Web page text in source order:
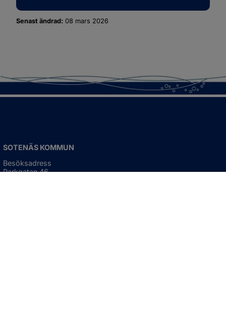
Senast ändrad: 08 mars 2026
SOTENÄS KOMMUN
Besöksadress
Parkgatan 46